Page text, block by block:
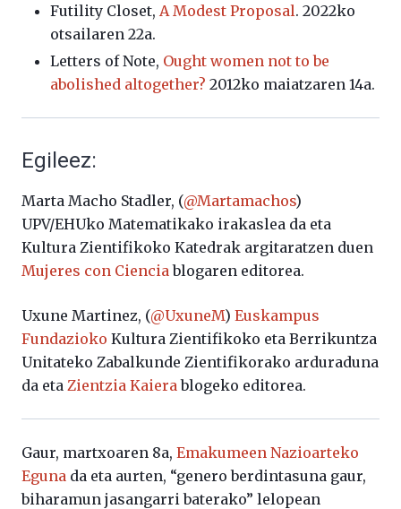
Futility Closet, A Modest Proposal. 2022ko
otsailaren 22a.
Letters of Note, Ought women not to be
abolished altogether? 2012ko maiatzaren 14a.
Egileez:
Marta Macho Stadler, (@Martamachos)
UPV/EHUko Matematikako irakaslea da eta
Kultura Zientifikoko Katedrak argitaratzen duen
Mujeres con Ciencia blogaren editorea.
Uxune Martinez, (@UxuneM) Euskampus
Fundazioko Kultura Zientifikoko eta Berrikuntza
Unitateko Zabalkunde Zientifikorako arduraduna
da eta Zientzia Kaiera blogeko editorea.
Gaur, martxoaren 8a, Emakumeen Nazioarteko
Eguna da eta aurten, “genero berdintasuna gaur,
biharamun jasangarri baterako” lelopean